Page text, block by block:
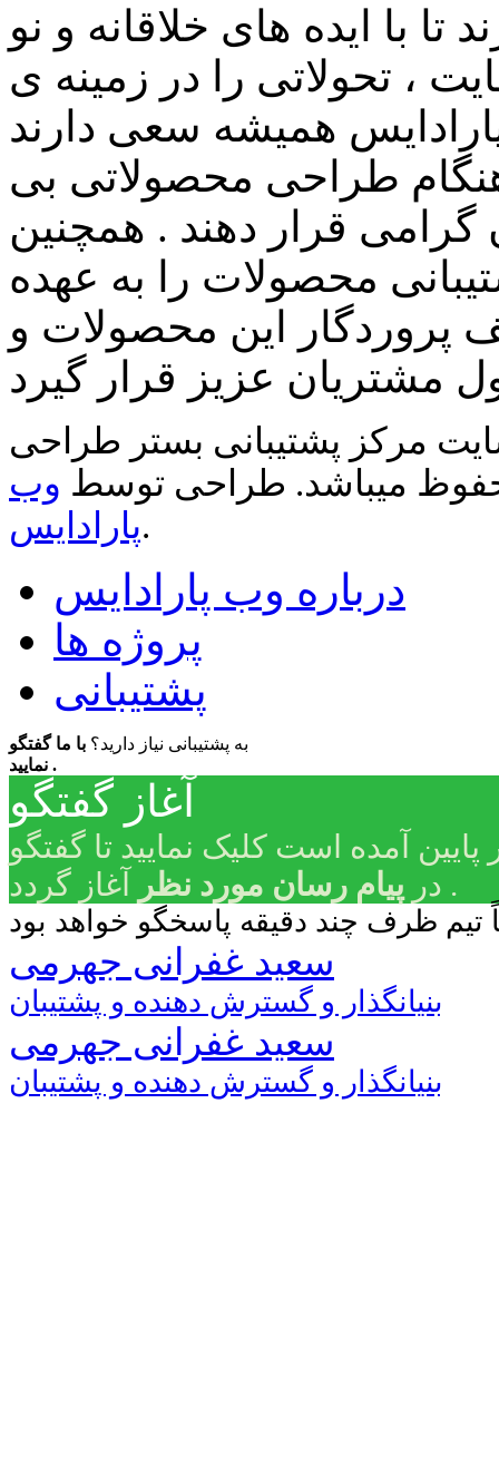
با ایده های خلاقانه و نو
، تحولاتی را در زمینه ی
همیشه سعی دارند
هنگام طراحی محصولاتی بی
قرار دهند . همچنین
محصولات را به عهده
پروردگار این محصولات و
مرکز پشتیبانی بستر طراحی
میباشد. طراحی توسط وب
پارادایس.
درباره وب پارادایس
پروژه ها
پشتیبانی
به پشتیبانی نیاز دارید؟ با ما گفتگو
نمایید .
آغاز گفتگو
آمده است کلیک نمایید تا گفتگو
در پیام رسان مورد نظر آغاز گردد .
سعید غفرانی جهرمی
بنیانگذار و گسترش دهنده و پشتیبان
سعید غفرانی جهرمی
بنیانگذار و گسترش دهنده و پشتیبان